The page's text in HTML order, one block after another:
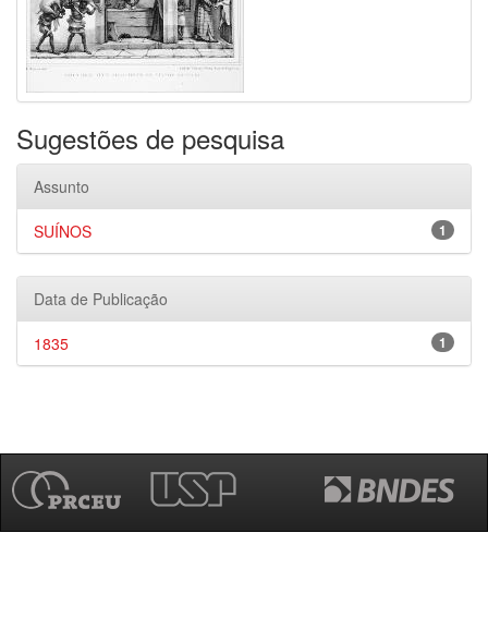
Sugestões de pesquisa
Assunto
1
SUÍNOS
Data de Publicação
1
1835